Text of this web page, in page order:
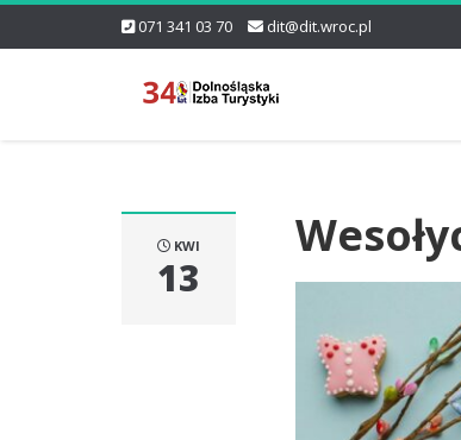
071 341 03 70 dit@dit.wroc.pl
KWI
13